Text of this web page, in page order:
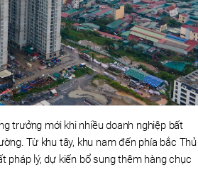
trưởng mới khi nhiều doanh nghiệp bất
Từ khu tây, khu nam đến phía bắc Thủ
pháp lý, dự kiến bổ sung thêm hàng chục